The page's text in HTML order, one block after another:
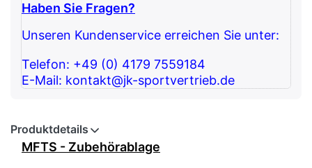
Haben Sie Fragen?
Unseren Kundenservice erreichen Sie unter:
Telefon: +49 (0) 4179 7559184
E-Mail: kontakt@jk-sportvertrieb.de
Produktdetails
MFTS - Zubehörablage